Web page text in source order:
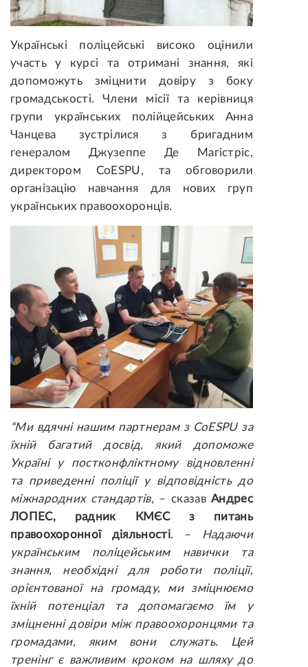
Українські поліцейські високо оцінили
участь у курсі та отримані знання, які
допоможуть зміцнити довіру з боку
громадськості. Члени місії та керівниця
групи українських полійцейських Анна
Чанцева зустрілися з бригадним
генералом Джузеппе Де Магістріс,
директором CoESPU, та обговорили
організацію навчання для нових груп
українських правоохоронців.
“Ми вдячні нашим партнерам з CoESPU за
їхній багатий досвід, який допоможе
Україні у постконфліктному відновленні
та приведенні поліції у відповідність до
міжнародних стандартів, – сказавАндрес
ЛОПЕС, радник КМЄС з питань
правоохоронної діяльності. –
Надаючи
українським поліцейським навички та
знання, необхідні для роботи поліції,
орієнтованої на громаду, ми зміцнюємо
їхній потенціал та допомагаємо їм у
зміцненні довіри між правоохоронцями та
громадами, яким вони служать. Цей
тренінг є важливим кроком на шляху до